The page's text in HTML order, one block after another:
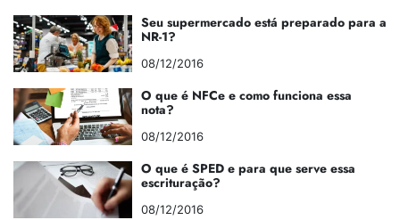
Seu supermercado está preparado para a
NR-1?
08/12/2016
O que é NFCe e como funciona essa
nota?
08/12/2016
O que é SPED e para que serve essa
escrituração?
08/12/2016